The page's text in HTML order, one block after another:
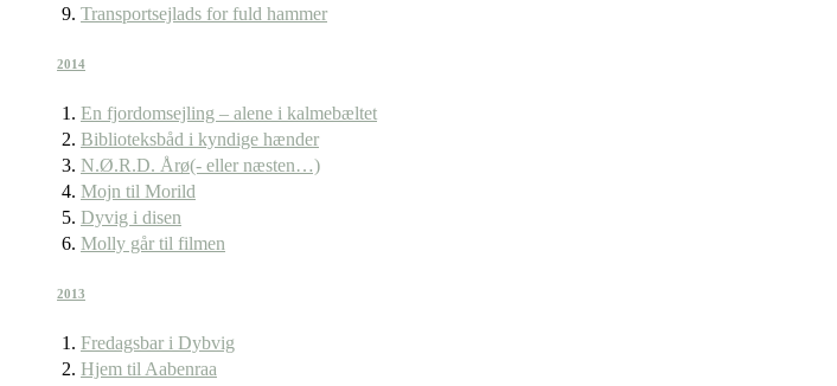
Transportsejlads for fuld hammer
2014
En fjordomsejling – alene i kalmebæltet
Biblioteksbåd i kyndige hænder
N.Ø.R.D. Årø(- eller næsten…)
Mojn til Morild
Dyvig i disen
Molly går til filmen
2013
Fredagsbar i Dybvig
Hjem til Aabenraa